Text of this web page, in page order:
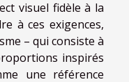
visuel fidèle à la
à ces exigences,
– qui consiste à
inspirés
une référence